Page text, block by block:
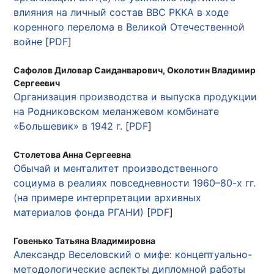
влияния на личный состав ВВС РККА в ходе
коренного перелома в Великой Отечественной
войне [PDF]
Сафолов Диловар Саиданварович, Околотин Владимир
Сергеевич
Организация производства и выпуска продукции
на Родниковском меланжевом комбинате
«Большевик» в 1942 г. [PDF]
Столетова Анна Сергеевна
Обычай и менталитет производственного
социума в реалиях повседневности 1960–80-х гг.
(на примере интерпретации архивных
материалов фонда РГАНИ) [PDF]
Говенько Татьяна Владимировна
Александр Веселовский о мифе: концептуально-
методологические аспекты дипломной работы